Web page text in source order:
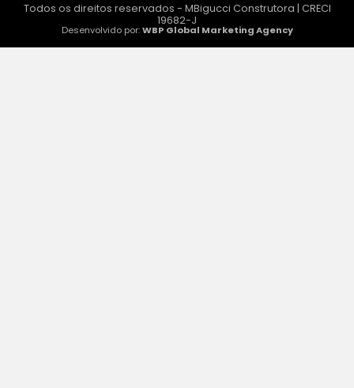
Todos os direitos reservados - MBigucci Construtora | CRECI
19682-J
Desenvolvido por:WBP Global Marketing Agency